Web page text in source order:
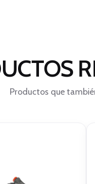
Productos que
$ 123.000.
$ 115.900.